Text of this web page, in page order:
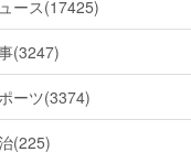
ース(17425)
(3247)
ーツ(3374)
(225)